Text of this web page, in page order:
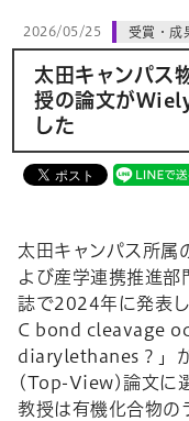
2026/05/25 受賞・成
太田キャンパス
授の論文が
した
太田キャンパス所属
よび産学連携推進
誌で2024年に発表
C bond cleavage
diarylethanes ? 」
(Top-View)論文に
教授は有機化合物の